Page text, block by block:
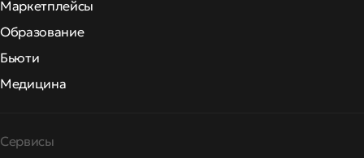
Маркетплейсы
Образование
Бьюти
Медицина
Сервисы